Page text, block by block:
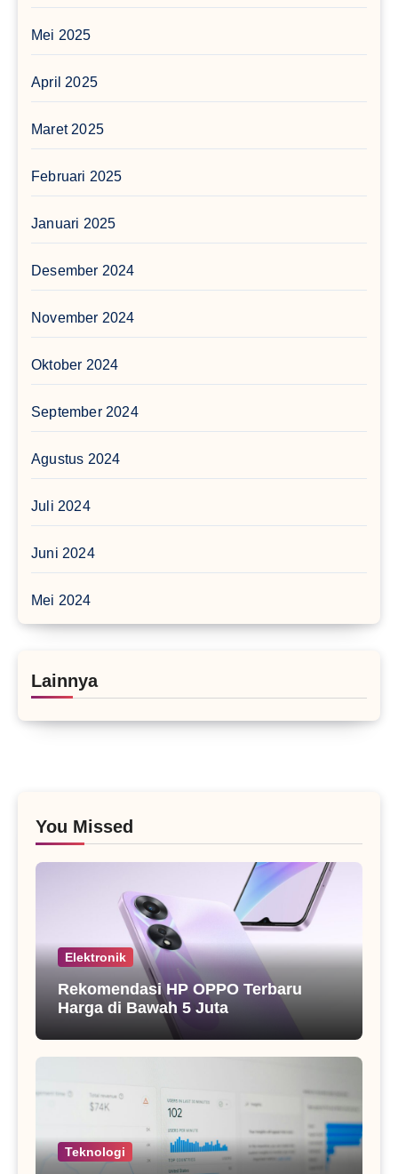
Mei 2025
April 2025
Maret 2025
Februari 2025
Januari 2025
Desember 2024
November 2024
Oktober 2024
September 2024
Agustus 2024
Juli 2024
Juni 2024
Mei 2024
Lainnya
You Missed
Elektronik
Rekomendasi HP OPPO Terbaru
Harga di Bawah 5 Juta
Teknologi